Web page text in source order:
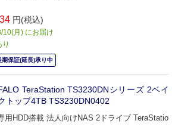
円(税込)
10(月) にお届け
期保証(延長)承り中
TeraStation TS3230DNシリーズ 2ベイ
トップ4TB TS3230DN0402
用HDD搭載 法人向けNAS 2ドライブ TeraStatio